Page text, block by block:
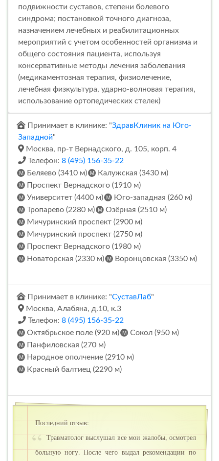
подвижности суставов, степени болевого
синдрома; постановкой точного диагноза,
назначением лечебных и реабилитационных
мероприятий с учетом особенностей организма и
общего состояния пациента, используя
консервативные методы лечения заболевания
(медикаментозная терапия, физиолечение,
лечебная физкультура, ударно-волновая терапия,
использование ортопедических стелек)
Принимает в клинике: "ЗдравКлиник на Юго-
Западной"
Москва, пр-т Вернадского, д. 105, корп. 4
Телефон: 8 (495) 156-35-22
Беляево (3410 м)
Калужская (3430 м)
Проспект Вернадского (1910 м)
Университет (4400 м)
Юго-западная (260 м)
Тропарево (2280 м)
Озёрная (2510 м)
Мичуринский проспект (2900 м)
Мичуринский проспект (2750 м)
Проспект Вернадского (1980 м)
Новаторская (2330 м)
Воронцовская (3350 м)
Принимает в клинике: "СуставЛаб"
Москва, Алабяна, д.10, к.3
Телефон: 8 (495) 156-35-22
Октябрьское поле (920 м)
Сокол (950 м)
Панфиловская (270 м)
Народное ополчение (2910 м)
Красный балтиец (2290 м)
Последний отзыв:
Травматолог выслушал все мои жалобы, осмотрел
больную ногу. После чего выдал рекомендации по